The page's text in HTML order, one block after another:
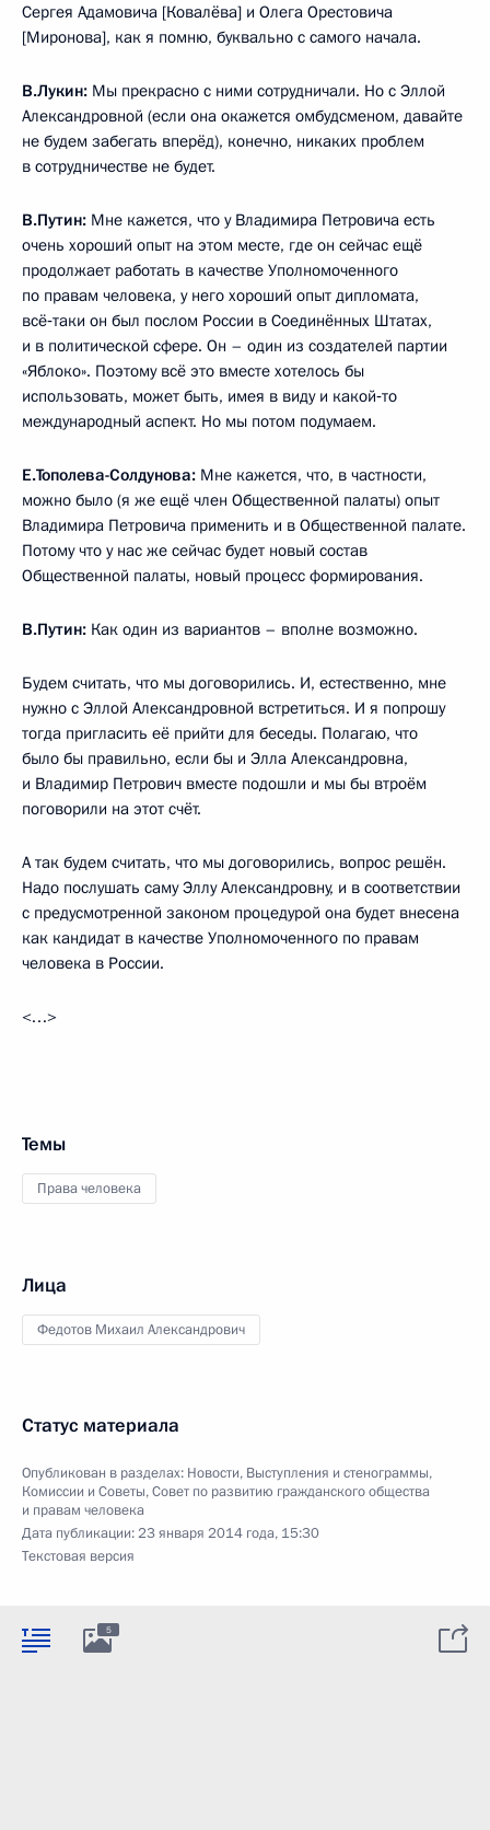
Сергея Адамовича [Ковалёва] и Олега Орестовича
[Миронова], как я помню, буквально с самого начала.
В.Лукин: Мы прекрасно с ними сотрудничали. Но с Эллой
Александровной (если она окажется омбудсменом, давайте
не будем забегать вперёд), конечно, никаких проблем
в сотрудничестве не будет.
В.Путин: Мне кажется, что у Владимира Петровича есть
очень хороший опыт на этом месте, где он сейчас ещё
продолжает работать в качестве Уполномоченного
по правам человека, у него хороший опыт дипломата,
всё‑таки он был послом России в Соединённых Штатах,
и в политической сфере. Он – один из создателей партии
«Яблоко». Поэтому всё это вместе хотелось бы
использовать, может быть, имея в виду и какой‑то
международный аспект. Но мы потом подумаем.
Е.Тополева-Солдунова: Мне кажется, что, в частности,
можно было (я же ещё член Общественной палаты) опыт
Владимира Петровича применить и в Общественной палате.
Потому что у нас же сейчас будет новый состав
Общественной палаты, новый процесс формирования.
В.Путин: Как один из вариантов – вполне возможно.
Будем считать, что мы договорились. И, естественно, мне
нужно с Эллой Александровной встретиться. И я попрошу
тогда пригласить её прийти для беседы. Полагаю, что
было бы правильно, если бы и Элла Александровна,
и Владимир Петрович вместе подошли и мы бы втроём
поговорили на этот счёт.
А так будем считать, что мы договорились, вопрос решён.
Надо послушать саму Эллу Александровну, и в соответствии
с предусмотренной законом процедурой она будет внесена
как кандидат в качестве Уполномоченного по правам
человека в России.
<…>
Темы
Права человека
Лица
Федотов Михаил Александрович
Статус материала
Опубликован в разделах: Новости, Выступления и стенограммы,
Комиссии и Советы,Совет по развитию гражданского общества
и правам человека
Дата публикации:23 января 2014 года, 15:30
Текстовая версия
5